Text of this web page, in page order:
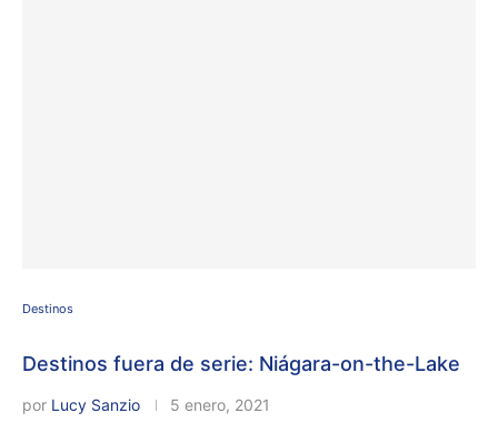
Destinos
Destinos fuera de serie: Niágara-on-the-Lake
por Lucy Sanzio 5 enero, 2021